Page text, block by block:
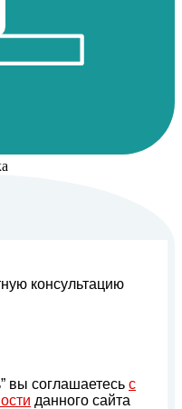
консультацию
вы соглашаетесь с
данного сайта